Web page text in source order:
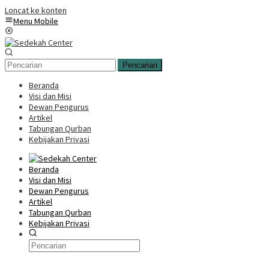
Loncat ke konten
Menu Mobile
Pencarian
Beranda
Visi dan Misi
Dewan Pengurus
Artikel
Tabungan Qurban
Kebijakan Privasi
Beranda
Visi dan Misi
Dewan Pengurus
Artikel
Tabungan Qurban
Kebijakan Privasi